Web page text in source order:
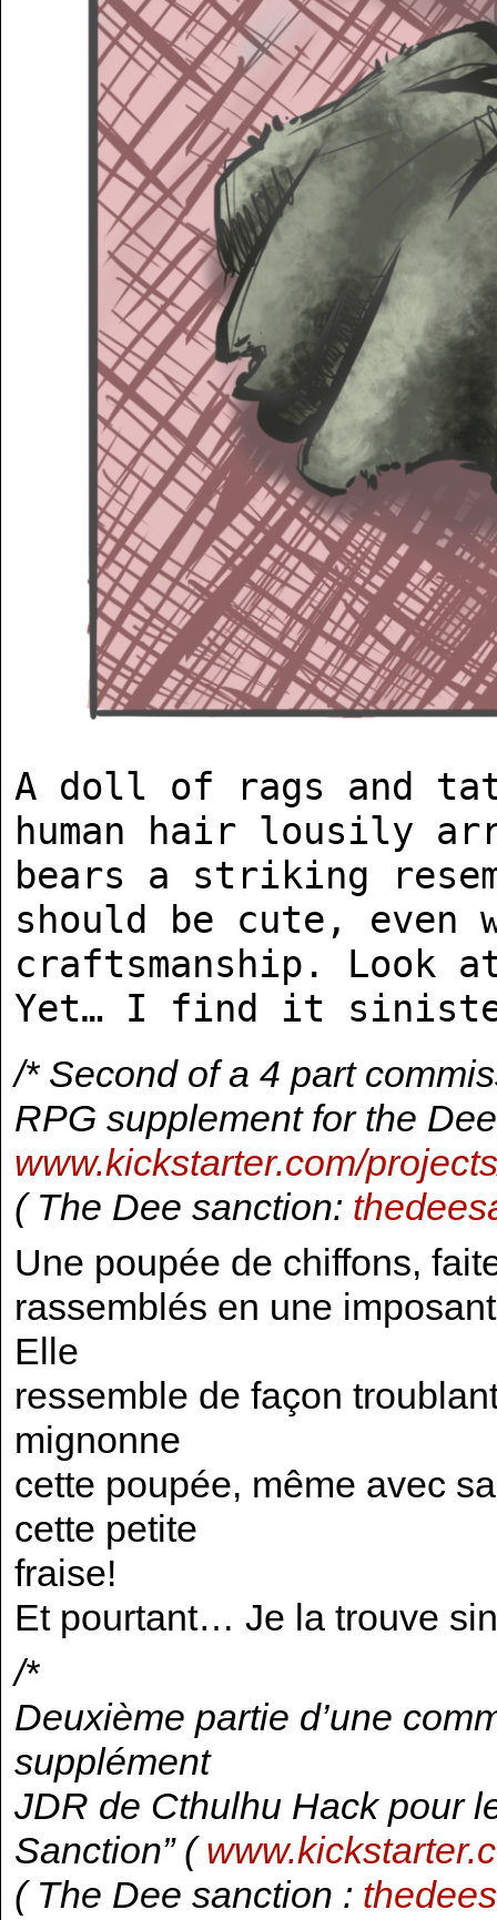
A doll of rags and
human hair lousily
bears a striking
should be cute, even
craftsmanship.
Yet… I find it
/* Second of a 4 part
RPG supplement for the
www.kickstarter.com/
( The Dee sanction:
Une poupée de chiffons,
rassemblés en une
Elle
ressemble de façon
mignonne
cette poupée, même avec
cette petite
fraise!
Et pourtant… Je la trouve
/*
Deuxième partie d’une
supplément
JDR de Cthulhu Hack pour
Sanction” (
( The Dee sanction :